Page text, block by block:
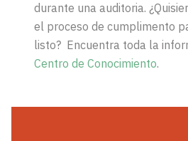
durante una auditoria.
el proceso de cumplimento
listo? Encuentra toda la
Centro de Conocimiento.